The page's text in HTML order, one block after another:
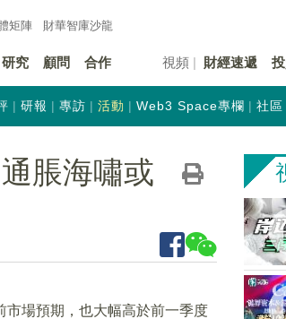
矩陣 財華智庫沙龍
研究 顧問 合作 視頻 財經速遞
研報 專訪 活動 Web3 Space專欄 社區
脹海嘯或
場預期，也大幅高於前一季度